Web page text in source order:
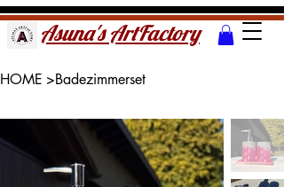
Asuna's ArtFactory
HOME >Badezimmerset